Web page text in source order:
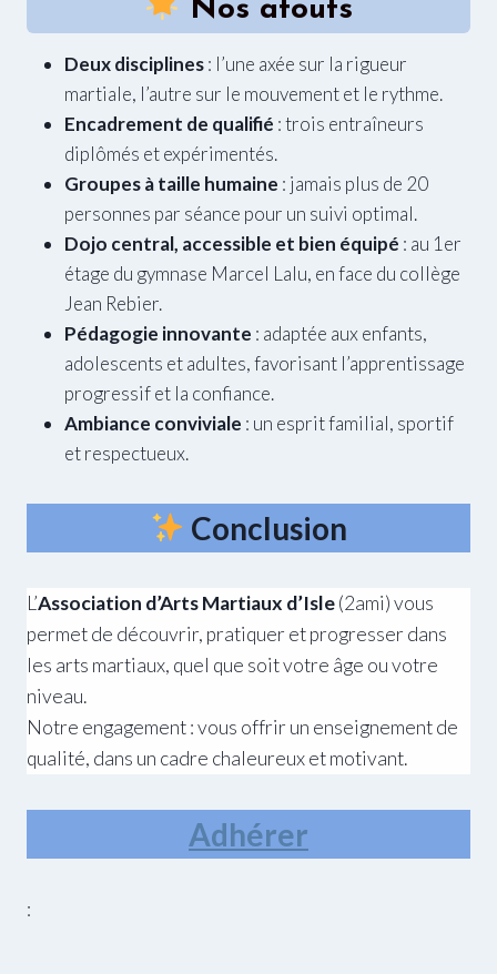
Nos atouts
Deux disciplines: l’une axée sur la rigueur
martiale, l’autre sur le mouvement et le rythme.
Encadrement de qualifié : trois entraîneurs
diplômés et expérimentés.
Groupes à taille humaine : jamais plus de 20
personnes par séance pour un suivi optimal.
Dojo central, accessible et bien équipé : au 1er
étage du gymnase Marcel Lalu, en face du collège
Jean Rebier.
Pédagogie innovante : adaptée aux enfants,
adolescents et adultes, favorisant l’apprentissage
progressif et la confiance.
Ambiance conviviale : un esprit familial, sportif
et respectueux.
Conclusion
L’Association d’Arts Martiaux d’Isle(2ami) vous
permet de découvrir, pratiquer et progresser dans
les arts martiaux, quel que soit votre âge ou votre
niveau.
Notre engagement : vous offrir un enseignement de
qualité, dans un cadre chaleureux et motivant.
Adhérer
: